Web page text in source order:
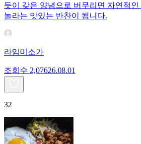
듯이 갖은 양념으로 버무리면 자연적인
놀라는 맛있는 반찬이 됩니다.
라임미소가
조회수 2,07626.08.01
32